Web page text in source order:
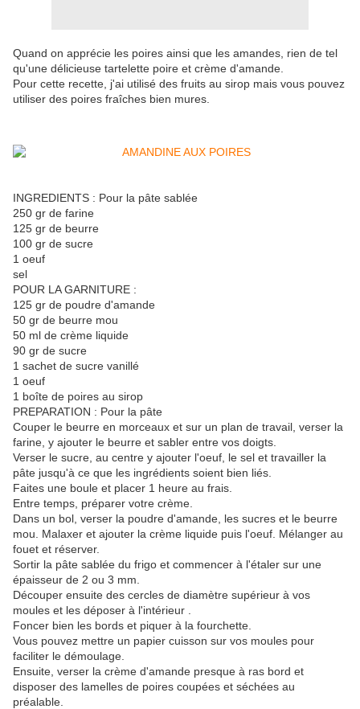
Quand on apprécie les poires ainsi que les amandes, rien de tel
qu'une délicieuse tartelette poire et crème d'amande.
Pour cette recette, j'ai utilisé des fruits au sirop mais vous pouvez
utiliser des poires fraîches bien mures.
INGREDIENTS : Pour la pâte sablée
250 gr de farine
125 gr de beurre
100 gr de sucre
1 oeuf
sel
POUR LA GARNITURE :
125 gr de poudre d'amande
50 gr de beurre mou
50 ml de crème liquide
90 gr de sucre
1 sachet de sucre vanillé
1 oeuf
1 boîte de poires au sirop
PREPARATION : Pour la pâte
Couper le beurre en morceaux et sur un plan de travail, verser la
farine, y ajouter le beurre et sabler entre vos doigts.
Verser le sucre, au centre y ajouter l'oeuf, le sel et travailler la
pâte jusqu'à ce que les ingrédients soient bien liés.
Faites une boule et placer 1 heure au frais.
Entre temps, préparer votre crème.
Dans un bol, verser la poudre d'amande, les sucres et le beurre
mou. Malaxer et ajouter la crème liquide puis l'oeuf. Mélanger au
fouet et réserver.
Sortir la pâte sablée du frigo et commencer à l'étaler sur une
épaisseur de 2 ou 3 mm.
Découper ensuite des cercles de diamètre supérieur à vos
moules et les déposer à l'intérieur .
Foncer bien les bords et piquer à la fourchette.
Vous pouvez mettre un papier cuisson sur vos moules pour
faciliter le démoulage.
Ensuite, verser la crème d'amande presque à ras bord et
disposer des lamelles de poires coupées et séchées au
préalable.